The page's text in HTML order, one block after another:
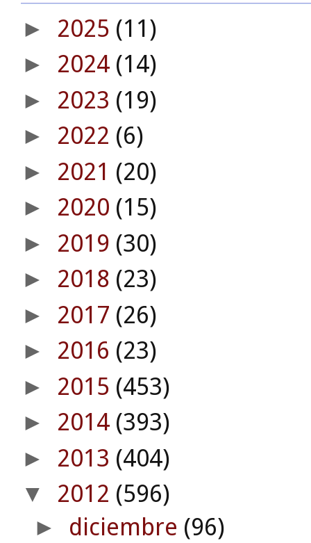
► 2025 (11)
► 2024 (14)
► 2023 (19)
► 2022 (6)
► 2021 (20)
► 2020 (15)
► 2019 (30)
► 2018 (23)
► 2017 (26)
► 2016 (23)
► 2015 (453)
► 2014 (393)
► 2013 (404)
▼ 2012 (596)
► diciembre (96)